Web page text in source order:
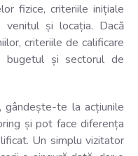
fizice, criteriile inițiale
și locația. Dacă
criteriile de calificare
bugetul și sectorul de
gândește-te la acțiunile
și pot face diferența
Un simplu vizitator